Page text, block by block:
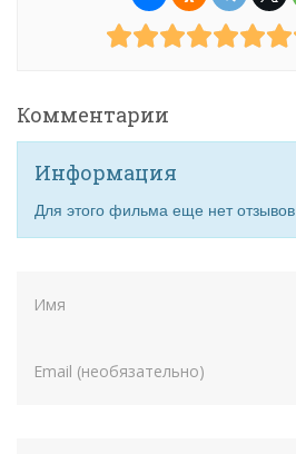
Комментарии
Информация
Для этого фильма еще нет отзывов